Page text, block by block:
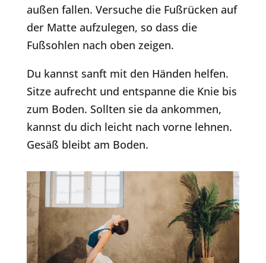
außen fallen. Versuche die Fußrücken auf
der Matte aufzulegen, so dass die
Fußsohlen nach oben zeigen.
Du kannst sanft mit den Händen helfen.
Sitze aufrecht und entspanne die Knie bis
zum Boden. Sollten sie da ankommen,
kannst du dich leicht nach vorne lehnen.
Gesäß bleibt am Boden.